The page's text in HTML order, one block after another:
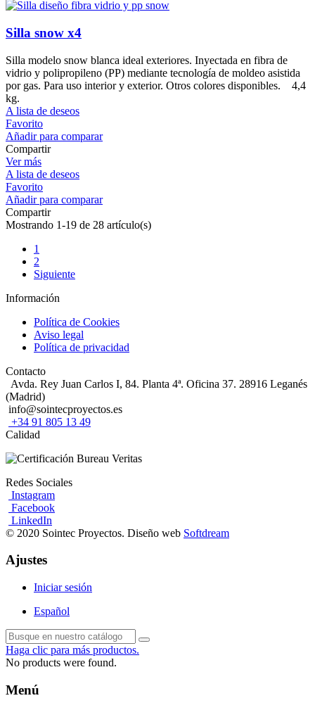
Silla snow x4
Silla modelo snow blanca ideal exteriores. Inyectada en fibra de
vidrio y polipropileno (PP) mediante tecnología de moldeo asistida
por gas. Para uso interior y exterior. Otros colores disponibles. 4,4
kg.
A lista de deseos
Favorito
Añadir para comparar
Compartir
Ver más
A lista de deseos
Favorito
Añadir para comparar
Compartir
Mostrando 1-19 de 28 artículo(s)
1
2
Siguiente
Información
Política de Cookies
Aviso legal
Política de privacidad
Contacto
Avda. Rey Juan Carlos I, 84. Planta 4ª. Oficina 37. 28916 Leganés
(Madrid)
info@sointecproyectos.es
+34 91 805 13 49
Calidad
Redes Sociales
Instagram
Facebook
LinkedIn
© 2020 Sointec Proyectos. Diseño web Softdream
Ajustes
Iniciar sesión
Español
Haga clic para más productos.
No products were found.
Menú